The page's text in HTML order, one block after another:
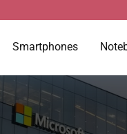
Smartphones